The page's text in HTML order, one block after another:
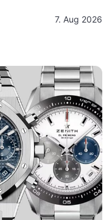
7. Aug 2026